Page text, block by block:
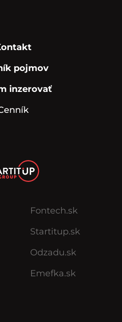
pojmov
inzerovať
Fontech.sk
Startitup.sk
Odzadu.sk
Emefka.sk